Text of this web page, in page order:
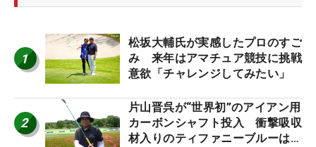
1
松坂大輔氏が実感したプロのすご
み 来年はアマチュア競技に挑戦
意欲「チャレンジしてみたい」
2
片山晋呉が“世界初”のアイアン用
カーボンシャフト投入 衝撃吸収
材入りのティファニーブルーは